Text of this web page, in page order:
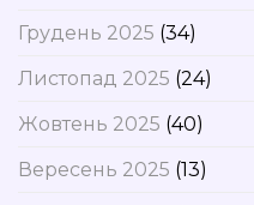
Грудень 2025 (34)
Листопад 2025 (24)
Жовтень 2025 (40)
Вересень 2025 (13)